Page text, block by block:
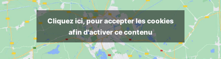
Cliquez ici, pour accepter les cookies
afin d'activer ce contenu